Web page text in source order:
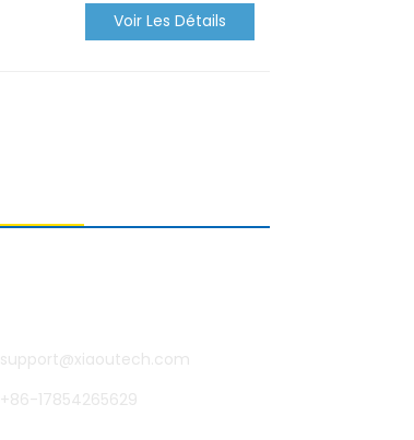
Voir Les Détails
support@xiaoutech.com
+86-17854265629